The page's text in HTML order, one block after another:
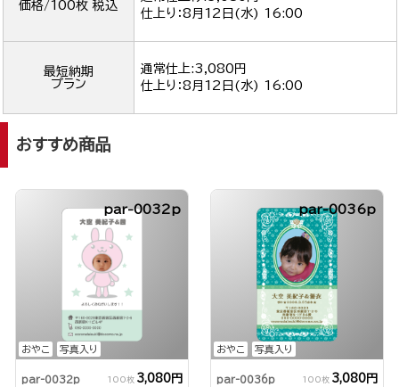
価格/100枚 税込
仕上り：8月12日(水) 16:00
最短納期
プラン
通常仕上:3,080円
仕上り：8月12日(水) 16:00
おすすめ商品
おやこ 写真入り
par-0032p
par-0032p 100枚 3,080円
おやこ 写真入り
par-0036p
par-0036p 100枚 3,080円